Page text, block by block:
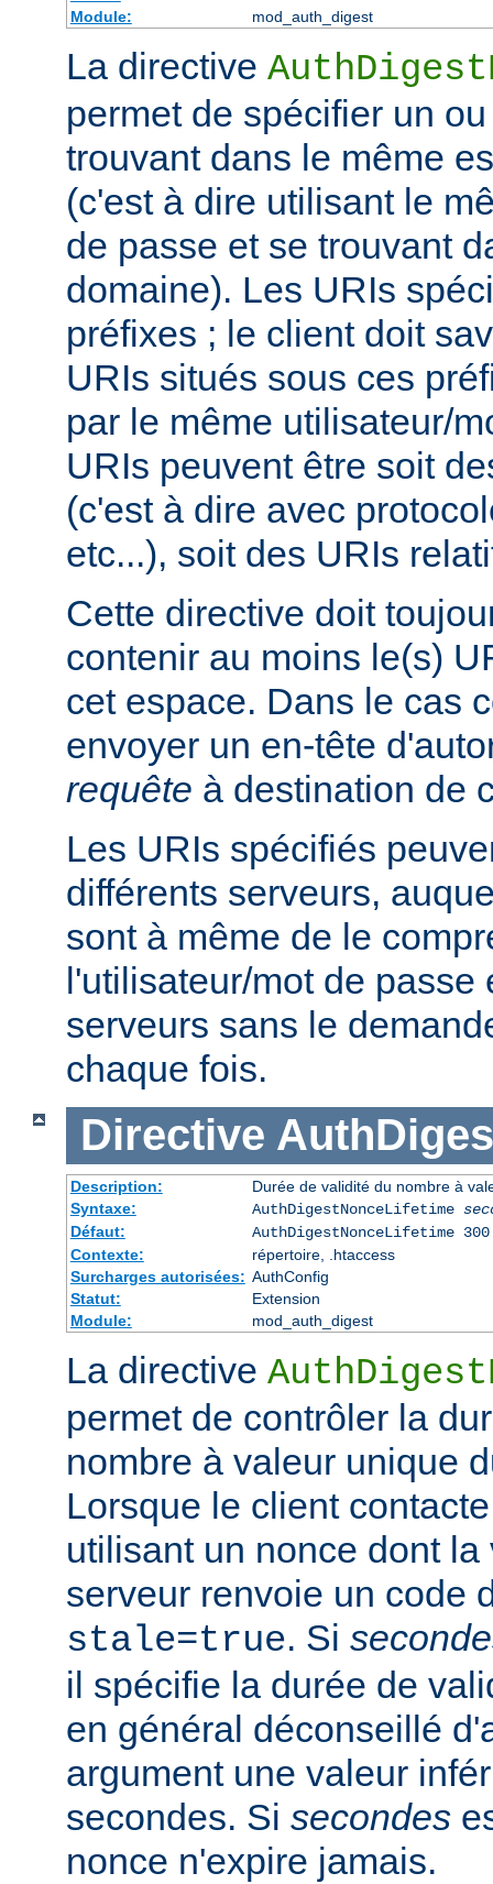
Module:
mod_auth_digest
La directive
permet de spécifier un
trouvant dans le même
(c'est à dire utilisant le
de passe et se trouvant
domaine). Les URIs
préfixes ; le client doit
URIs situés sous ces
par le même utilisateur/
URIs peuvent être soit
(c'est à dire avec
etc...), soit des URIs
Cette directive doit
contenir au moins le(s)
cet espace. Dans le cas
envoyer un en-tête
requête à destination de
Les URIs spécifiés
différents serveurs,
sont à même de le
l'utilisateur/mot de passe
serveurs sans le
chaque fois.
Directive
Description:
Durée de validité du nombre à
Syntaxe:
AuthDigestNonceLifetime
Défaut:
AuthDigestNonceLifetime 300
Contexte:
répertoire, .htaccess
Surcharges autorisées: AuthConfig
Statut:
Extension
Module:
mod_auth_digest
La directive
permet de contrôler la
nombre à valeur unique
Lorsque le client
utilisant un nonce dont
serveur renvoie un code
stale=true. Si
il spécifie la durée de
en général déconseillé
argument une valeur
secondes. Si secondes
nonce n'expire jamais.